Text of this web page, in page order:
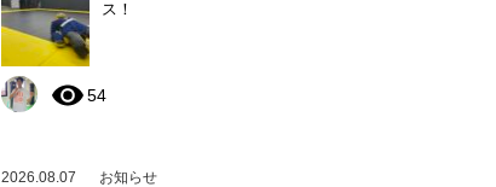
ス！
54
2026.08.07 お知らせ